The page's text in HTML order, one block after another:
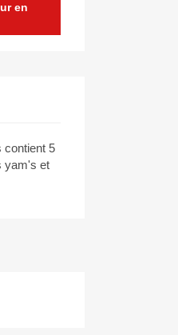
en
contient 5
yam's et